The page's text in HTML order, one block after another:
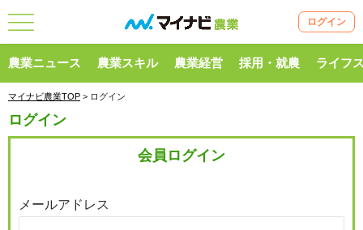
ログイン
農業ニュース 農業スキル 農業経営 採用・就農 ライフ
マイナビ農業TOP > ログイン
ログイン
会員ログイン
メールアドレス